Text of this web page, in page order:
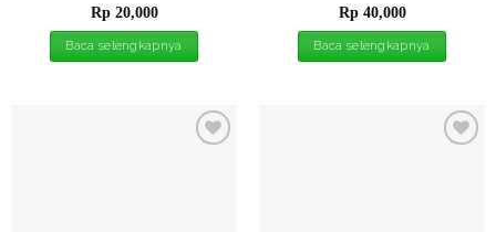
Dinilai5
dari 5
Rp20,000
Baca selengkapnya
Dinilai5
dari 5
Rp40,000
Baca selengkapnya